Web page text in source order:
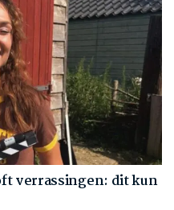
verrassingen: dit kun